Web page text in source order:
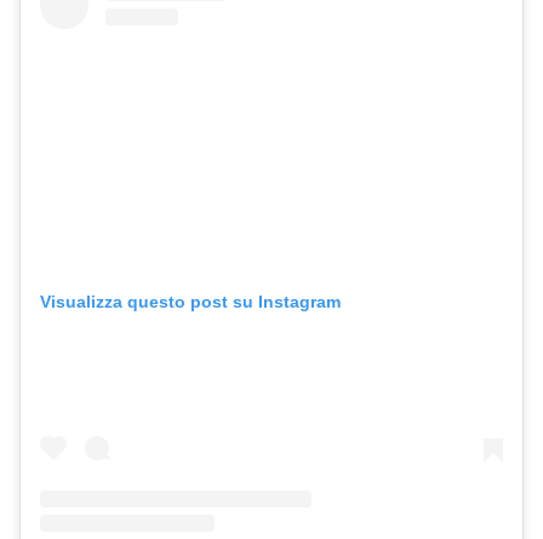
Visualizza questo post su Instagram